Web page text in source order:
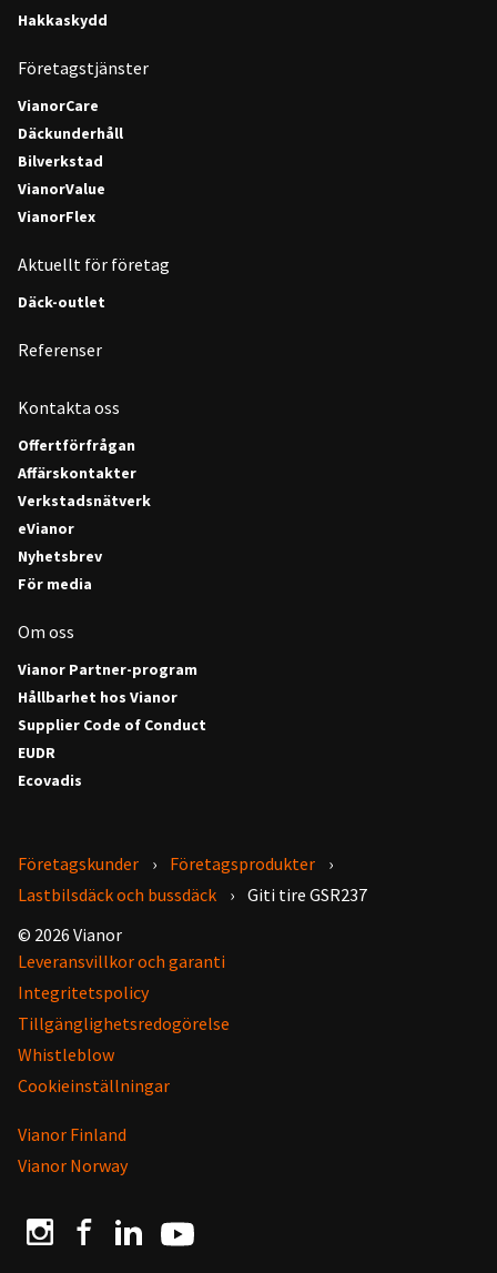
Hakkaskydd
Företagstjänster
VianorCare
Däckunderhåll
Bilverkstad
VianorValue
VianorFlex
Aktuellt för företag
Däck-outlet
Referenser
Kontakta oss
Offertförfrågan
Affärskontakter
Verkstadsnätverk
eVianor
Nyhetsbrev
För media
Om oss
Vianor Partner-program
Hållbarhet hos Vianor
Supplier Code of Conduct
EUDR
Ecovadis
Företagskunder
Företagsprodukter
Lastbilsdäck och bussdäck
Giti tire GSR237
© 2026 Vianor
Leveransvillkor och garanti
Integritetspolicy
Tillgänglighetsredogörelse
Whistleblow
Cookieinställningar
Vianor Finland
Vianor Norway